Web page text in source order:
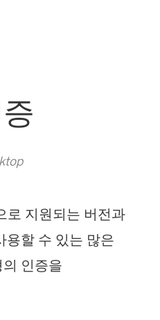
로 지원되는 버전과
용할 수 있는 많은
인증을